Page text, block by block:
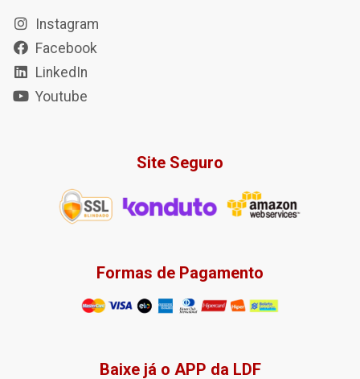
Instagram
Facebook
LinkedIn
Youtube
Site Seguro
Formas de Pagamento
Baixe já o APP da LDF